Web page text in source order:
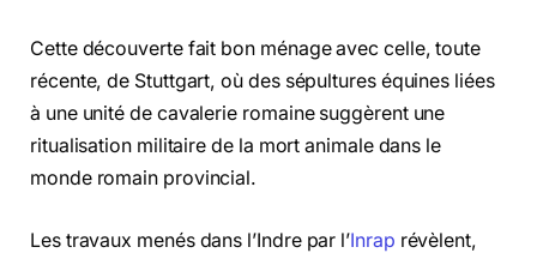
Cette découverte fait bon ménage avec celle, toute
récente, de Stuttgart, où des sépultures équines liées
à une unité de cavalerie romaine suggèrent une
ritualisation militaire de la mort animale dans le
monde romain provincial.
Les travaux menés dans l’Indre par l’Inrap révèlent,